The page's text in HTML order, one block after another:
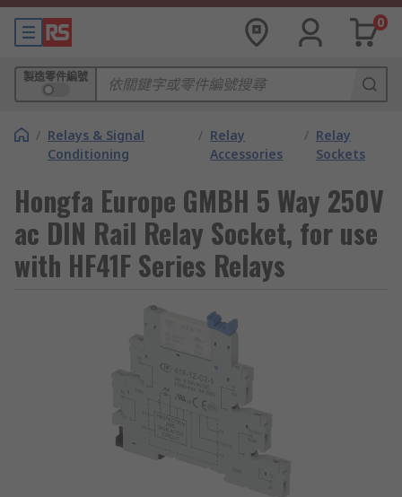
0
製造零件編號
/ Relays & Signal
Conditioning
/ Relay
Accessories
/ Relay
Sockets
Hongfa Europe GMBH 5 Way 250V
ac DIN Rail Relay Socket, for use
with HF41F Series Relays